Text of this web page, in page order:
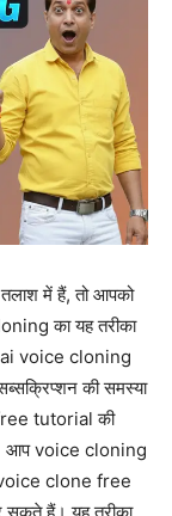
में हैं, तो आपको
का यह तरीका
ai voice cloning
की समस्या
tutorial की
आप voice cloning
clone free